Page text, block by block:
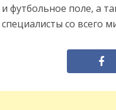
и футбольное поле, а
специалисты со всего